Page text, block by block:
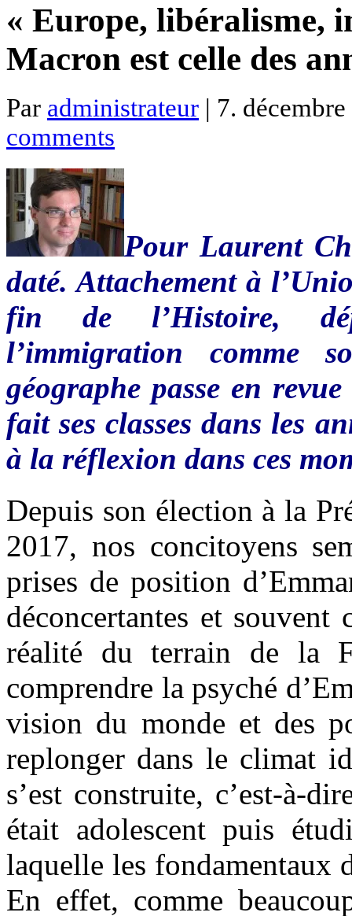
« Europe, libéralisme,
Macron est celle des
Par administrateur | 7.
comments
Pour Laurent
daté. Attachement à
fin de l’Histoire,
l’immigration
géographe passe en
fait ses classes dans les
à la réflexion dans ces
Depuis son élection à la
2017, nos concitoyens
prises de position
déconcertantes et souvent
réalité du terrain de la
comprendre la psyché
vision du monde et des
replonger dans le climat
s’est construite, c’est-à-
était adolescent puis
laquelle les fondamentaux
En effet, comme